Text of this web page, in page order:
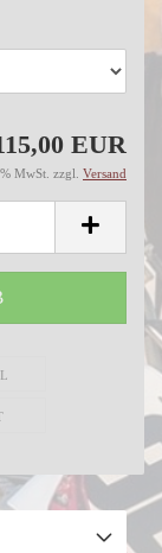
EUR
MwSt. zzgl. Versand